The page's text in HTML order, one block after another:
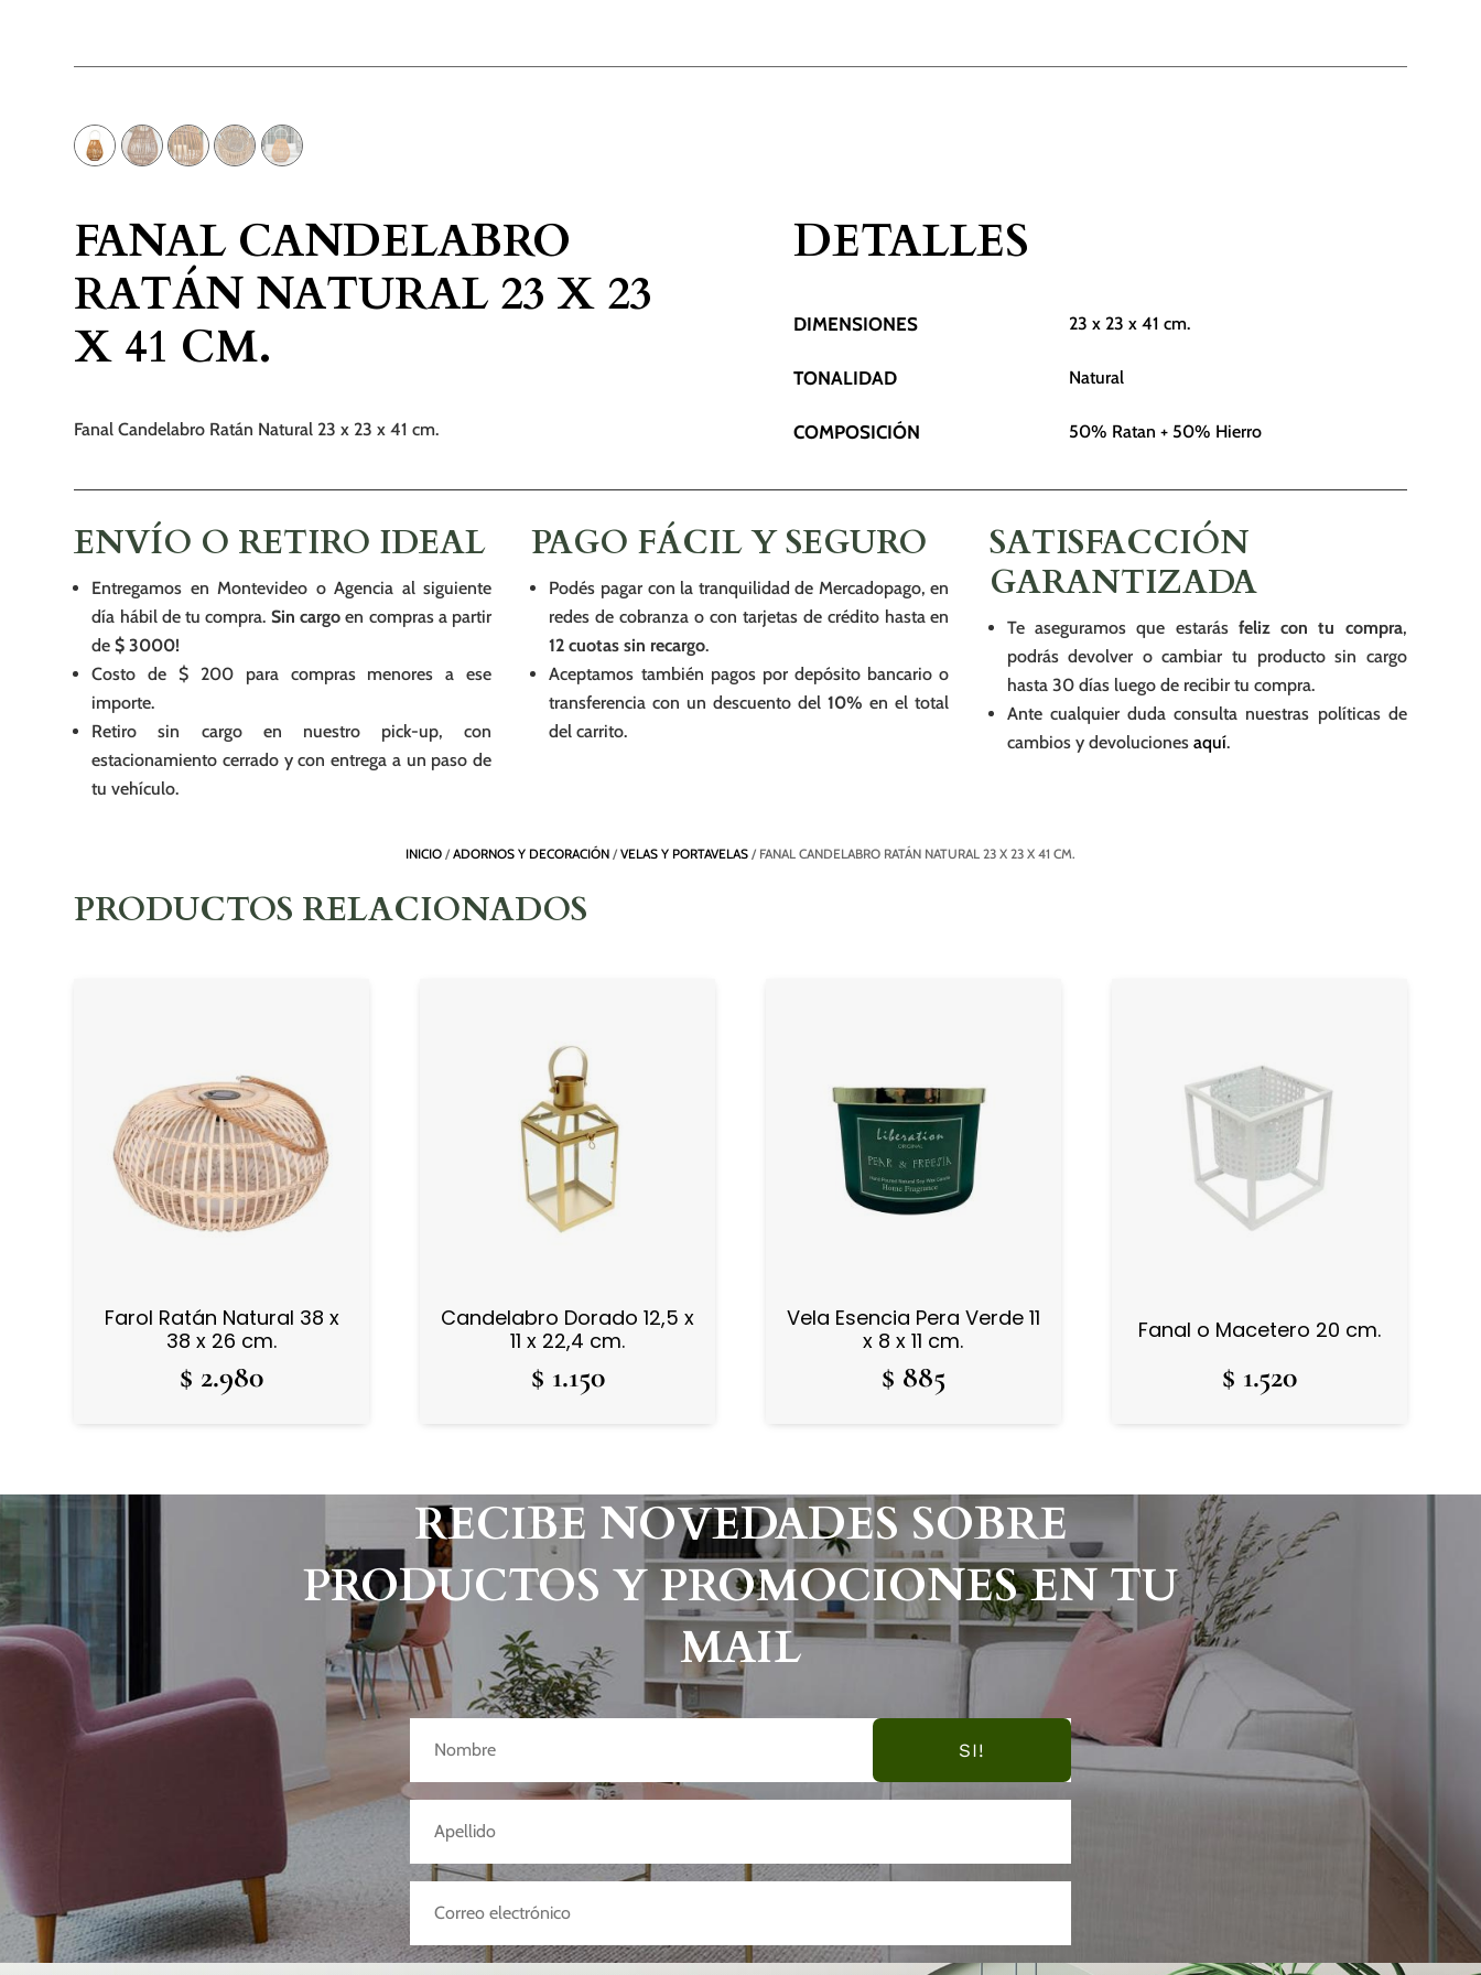
FANAL CANDELABRO
RATÁN NATURAL 23 X 23
X 41 CM.
Fanal Candelabro Ratán Natural 23 x 23 x 41 cm.
DETALLES
DIMENSIONES 23 x 23 x 41 cm.
TONALIDAD Natural
COMPOSICIÓN 50% Ratan + 50% Hierro
ENVÍO O RETIRO IDEAL
Entregamos en Montevideo o Agencia al siguiente
día hábil de tu compra. Sin cargo en compras a partir
de $ 3000!
Costo de $ 200 para compras menores a ese
importe.
Retiro sin cargo en nuestro pick-up, con
estacionamiento cerrado y con entrega a un paso de
tu vehículo.
PAGO FÁCIL Y SEGURO
Podés pagar con la tranquilidad de Mercadopago, en
redes de cobranza o con tarjetas de crédito hasta en
12 cuotas sin recargo.
Aceptamos también pagos por depósito bancario o
transferencia con un descuento del10% en el total
del carrito.
SATISFACCIÓN
GARANTIZADA
Te aseguramos que estarás feliz con tu compra,
podrás devolver o cambiar tu producto sin cargo
hasta 30 días luego de recibir tu compra.
Ante cualquier duda consulta nuestras políticas de
cambios y devoluciones aquí.
INICIO / ADORNOS Y DECORACIÓN / VELAS Y PORTAVELAS / FANAL CANDELABRO RATÁN NATURAL 23 X 23 X 41 CM.
PRODUCTOS RELACIONADOS
Farol Ratán Natural 38 x
38 x 26 cm.
$ 2.980
Candelabro Dorado 12,5 x
11 x 22,4 cm.
$ 1.150
Vela Esencia Pera Verde 11
x 8 x 11 cm.
$ 885
Fanal o Macetero 20 cm.
$ 1.520
RECIBE NOVEDADES SOBRE
PRODUCTOS Y PROMOCIONES EN TU
MAIL
SI!